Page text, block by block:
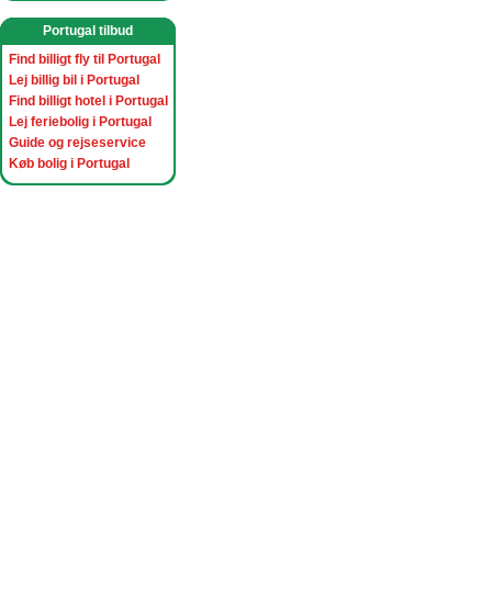
Portugal tilbud
Find billigt fly til Portugal
Lej billig bil i Portugal
Find billigt hotel i Portugal
Lej feriebolig i Portugal
Guide og rejseservice
Køb bolig i Portugal